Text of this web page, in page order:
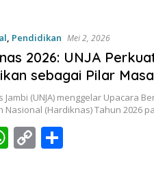
at
s
A
p
p
p
y
Li
n
k
ar
e
, Pendidikan Mei 2, 2026
2026: UNJA
sebagai Pilar
Jambi (UNJA) menggelar Upacara
Nasional (Hardiknas) Tahun 2026
W C S